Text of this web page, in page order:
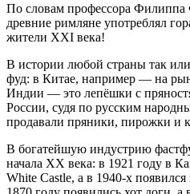
По словам профессора Филиппа
древние римляне употреблял
жители XXI века!
В истории любой страны так
фуд: в Китае, например — на
Индии — это лепёшки с
России, судя по русским
продавали пряники, пирожки и
В богатейшую индустрию
начала XX века: в 1921 году в
White Castle, а в 1940-х